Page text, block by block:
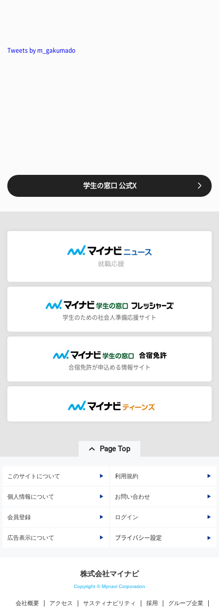
Tweets by m_gakumado
学生の窓口 公式X
学生のための社会人準備応援サイト
合宿免許が申込める情報サイト
Page Top
このサイトについて 利用規約
個人情報について お問い合わせ
会員登録 ログイン
広告表示について プライバシー設定
株式会社マイナビ
Copyright © Mynavi Corporation
会社概要 アクセス サスティナビリティ 採用 グループ企業